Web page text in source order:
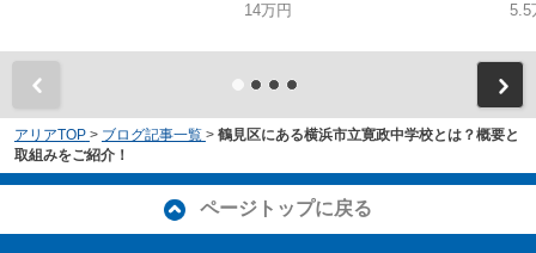
14万円
5.5
アリアTOP > ブログ記事一覧 > 鶴見区にある横浜市立寛政中学校とは？概要と
取組みをご紹介！
ページトップに戻る